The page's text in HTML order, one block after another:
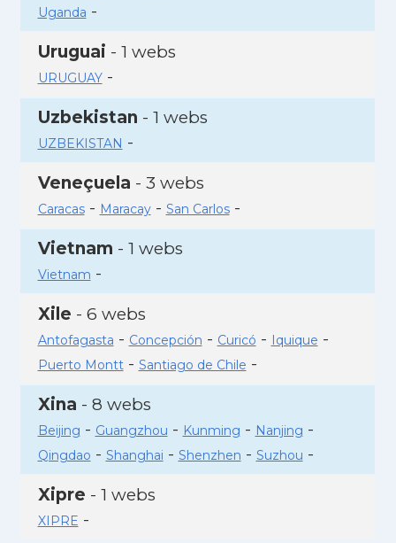
Uganda -
Uruguai - 1 webs
URUGUAY-
Uzbekistan - 1 webs
UZBEKISTAN -
Veneçuela - 3 webs
Caracas- Maracay- San Carlos-
Vietnam - 1 webs
Vietnam -
Xile - 6 webs
Antofagasta - Concepción - Curicó - Iquique -
Puerto Montt- Santiago de Chile -
Xina - 8 webs
Beijing - Guangzhou - Kunming - Nanjing -
Qingdao - Shanghai - Shenzhen - Suzhou -
Xipre - 1 webs
XIPRE -